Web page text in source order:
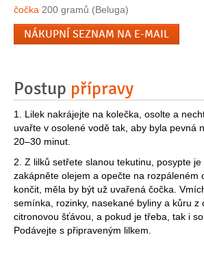
čočka 200 gramů (Beluga)
NÁKUPNÍ SEZNAM NA E-MAIL
Postup přípravy
1. Lilek nakrájejte na kolečka, osolte a
uvařte v osolené vodě tak, aby byla pevná
20–30 minut.
2. Z lilků setřete slanou tekutinu, posypte je
zakápněte olejem a opečte na rozpáleném
končit, měla by být už uvařená čočka.
semínka, rozinky, nasekané byliny a kůru z
citronovou šťávou, a pokud je třeba, tak i
Podávejte s připraveným lilkem.